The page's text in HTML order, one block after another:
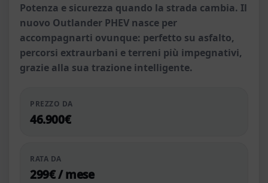
Potenza e sicurezza quando la strada cambia. Il
nuovo Outlander PHEV nasce per
accompagnarti ovunque: perfetto su asfalto,
percorsi extraurbani e terreni più impegnativi,
grazie alla sua trazione intelligente.
PREZZO DA
46.900€
RATA DA
299€ / mese